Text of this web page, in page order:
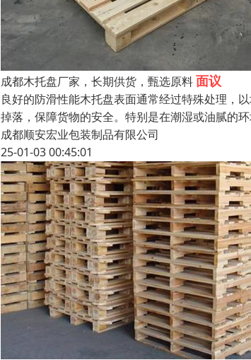
成都木托盘厂家，长期供货，甄选原料面议
良好的防滑性能木托盘表面通常经过特殊处理，
掉落，保障货物的安全。特别是在潮湿或油腻的
成都顺安宏业包装制品有限公司
25-01-03 00:45:01